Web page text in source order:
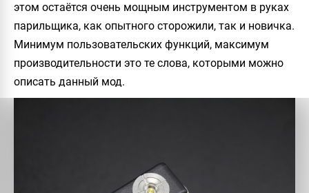
этом остаётся очень мощным инструментом в руках
парильщика, как опытного сторожили, так и новичка.
Минимум пользовательских функций, максимум
производительности это те слова, которыми можно
описать данный мод.